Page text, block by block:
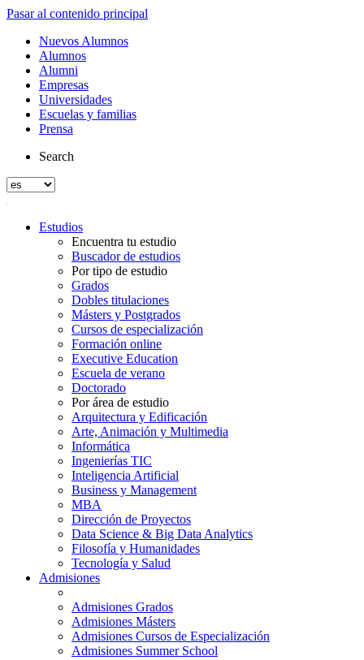
Pasar al contenido principal
Nuevos Alumnos
Alumnos
Alumni
Empresas
Universidades
Escuelas y familias
Prensa
Search
Estudios
Encuentra tu estudio
Buscador de estudios
Por tipo de estudio
Grados
Dobles titulaciones
Másters y Postgrados
Cursos de especialización
Formación online
Executive Education
Escuela de verano
Doctorado
Por área de estudio
Arquitectura y Edificación
Arte, Animación y Multimedia
Informática
Ingenierías TIC
Inteligencia Artificial
Business y Management
MBA
Dirección de Proyectos
Data Science & Big Data Analytics
Filosofía y Humanidades
Tecnología y Salud
Admisiones
Admisiones Grados
Admisiones Másters
Admisiones Cursos de Especialización
Admisiones Summer School